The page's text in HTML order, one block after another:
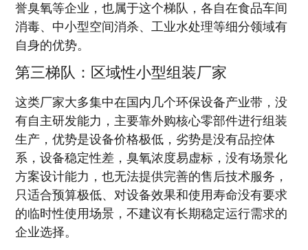
誉臭氧等企业，也属于这个梯队，各自在食品车间
消毒、中小型空间消杀、工业水处理等细分领域有
自身的优势。
第三梯队：区域性小型组装厂家
这类厂家大多集中在国内几个环保设备产业带，没
有自主研发能力，主要靠外购核心零部件进行组装
生产，优势是设备价格极低，劣势是没有品控体
系，设备稳定性差，臭氧浓度易虚标，没有场景化
方案设计能力，也无法提供完善的售后技术服务，
只适合预算极低、对设备效果和使用寿命没有要求
的临时性使用场景，不建议有长期稳定运行需求的
企业选择。